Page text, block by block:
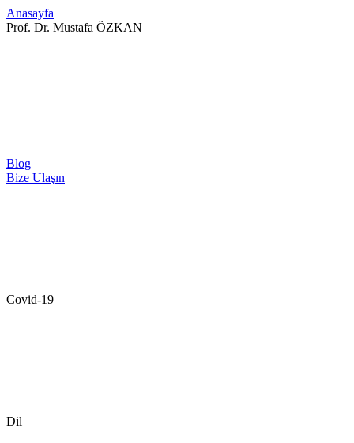
Anasayfa
Prof. Dr. Mustafa ÖZKAN
Blog
Bize Ulaşın
Covid-19
Dil